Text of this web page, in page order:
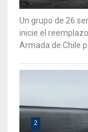
Un grupo de 26
inicie el
Armada de Chile
2